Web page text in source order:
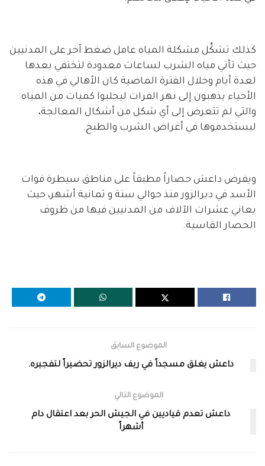
كذلك تشكِّل مشكلة المياه عامل ضغط آخر على المدنيين
حيث تأتي مياه الشرب لساعات معدودة لتختفي بعدها
لعدة أيام وخلال الفترة الماضية كان الأهالي في هذه
الأحياء يذهبون إلى نهر الفرات ليجلبوا كميات من المياه
والتي لم تتعرض إلى أي شكل من أشكال المعالجة،
ليستخدموها في أغراض الشرب والطبخ.
ويفرض داعش حصاراً مطبقاً على مناطق سيطرة قوات
الأسد في ديرالزور منذ حوالي سنة و ثمانية أشهر، حيث
يعاني عشرات الآلاف من المدنيين فيها من ظروف
الحصار القاسية.
الموضوع السابق
داعش يغلق مسجداً في ريف ديرالزور تحضيراً لتفجيره.
الموضوع التالي
داعش تعدم قياديين في الجيش الحر بعد اعتقال دام
أشهراً